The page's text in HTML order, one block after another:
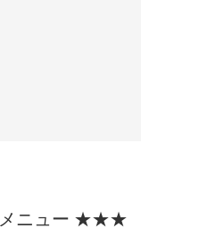
ニュー ★★★